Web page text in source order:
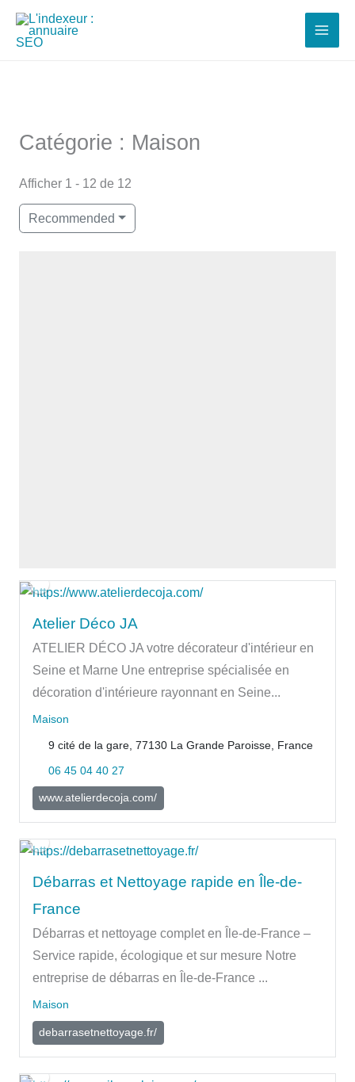
Aller
Catégorie : Maison
Afficher 1 - 12 de 12
Recommended
Atelier Déco JA
ATELIER DÉCO JA votre décorateur d'intérieur en
Seine et Marne Une entreprise spécialisée en
décoration d'intérieure rayonnant en Seine...
Maison
9 cité de la gare, 77130 La Grande Paroisse, France
06 45 04 40 27
www.atelierdecoja.com/
Débarras et Nettoyage rapide en Île-de-
France
Débarras et nettoyage complet en Île-de-France –
Service rapide, écologique et sur mesure Notre
entreprise de débarras en Île-de-France ...
Maison
debarrasetnettoyage.fr/